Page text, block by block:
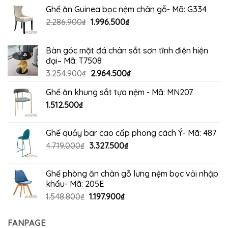
Ghế ăn Guinea bọc nệm chân gỗ- Mã: G334
2.286.900₫ Giá
2.286.900₫.
1.996.500₫Giá
là:
Bàn góc mặt đá chân sắt sơn tĩnh điện hiện
đại– Mã: T7508
3.254.900₫ Giá
là:
2.964.500₫Giá
tại
Ghế ăn khung sắt tựa nệm - Mã: MN207
1.512.500₫
Ghế quầy bar cao cấp phong cách Ý- Mã: 487
4.719.000₫ Giá
4.719.000₫.
3.327.500₫Giá
là:
Ghế phòng ăn chân gỗ lưng nệm bọc vải nhập
khẩu- Mã: 205E
1.548.800₫ Giá
1.197.900₫Giá
FANPAGE